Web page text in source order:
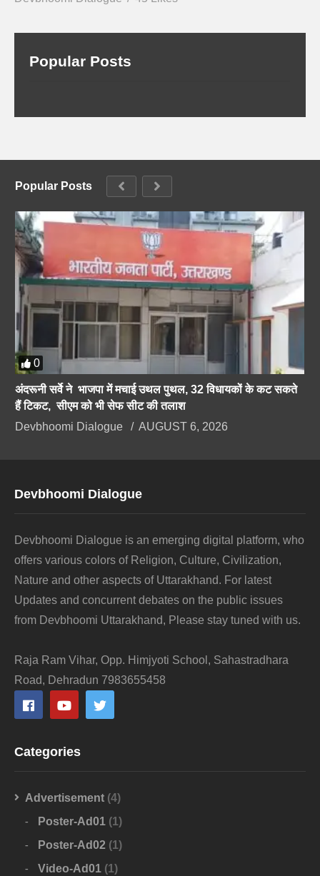
Popular Posts
Popular Posts
0
अंदरूनी सर्वे ने भाजपा में मचाई उथल पुथल, 32 विधायकों के कट सकते
हैं टिकट, सीएम को भी सेफ सीट की तलाश
Devbhoomi Dialogue
AUGUST 6, 2026
Devbhoomi Dialogue
Devbhoomi Dialogue is an emerging digital platform, who
offers various colors of Religion, Culture, Civilization,
Nature and other aspects of Uttarakhand. For latest
Updates and concurrent debates on the public issues
from Devbhoomi Uttarakhand, Please stay tuned with us.
Raja Ram Vihar, Opp. Himjyoti School, Sahastradhara
Road, Dehradun 7983655458
Categories
Advertisement (4)
Poster-Ad01 (1)
Poster-Ad02 (1)
Video-Ad01 (1)